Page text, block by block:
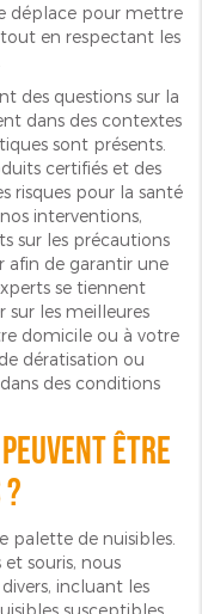
déplace pour mettre
en respectant les
des questions sur la
dans des contextes
sont présents.
certifiés et des
risques pour la santé
interventions,
sur les précautions
afin de garantir une
se tiennent
sur les meilleures
domicile ou à votre
dératisation ou
des conditions
être
palette de nuisibles.
souris, nous
incluant les
susceptibles